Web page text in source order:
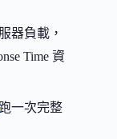
器負載，
Time 資
跑一次完整